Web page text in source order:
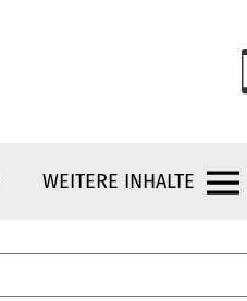
WEITERE INHALTE